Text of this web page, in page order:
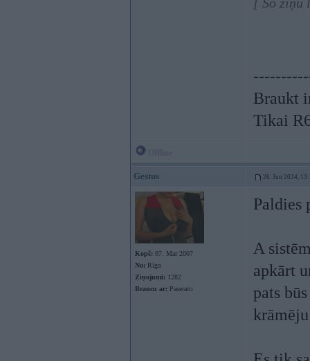
Braukt
Tikai
Gestus 26. Jun 2024,
Kopš: 07. Mar 2007
No: Rīga
Ziņojumi: 1282
Braucu ar: Paseratti
Paldies
A
apkārt
pats